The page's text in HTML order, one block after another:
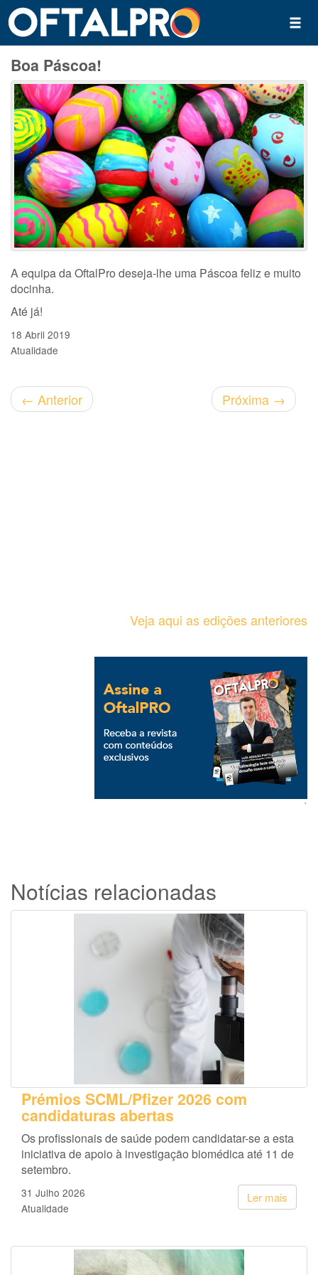
Boa Páscoa!
A equipa da OftalPro deseja-lhe uma Páscoa feliz e muito
docinha.
Até já!
18 Abril 2019
Atualidade
← Anterior Próxima →
Veja aqui as edições anteriores
`
Notícias relacionadas
Prémios SCML/Pfizer 2026 com
candidaturas abertas
Os profissionais de saúde podem candidatar-se a esta
iniciativa de apoio à investigação biomédica até 11 de
setembro.
Ler mais
31 Julho 2026
Atualidade